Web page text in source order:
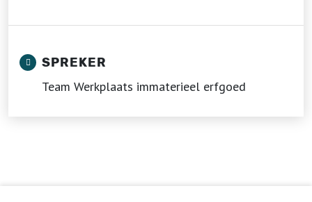
SPREKER
Team Werkplaats immaterieel erfgoed